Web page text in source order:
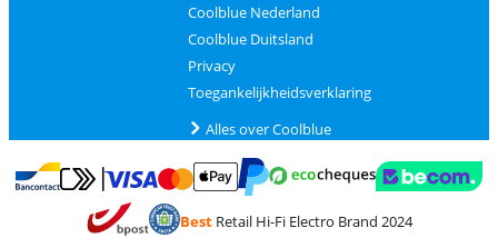
Coolblue Nederland
Coolblue Duitsland
Privacy
Toegankelijkheidsverklaring
Alles over Coolblue
Betalen met Bancontact
Betalen met MasterCard en Visa via ClickToPay
Betalen met PayPal
BestRetail Hi-Fi Electro Brand 2024